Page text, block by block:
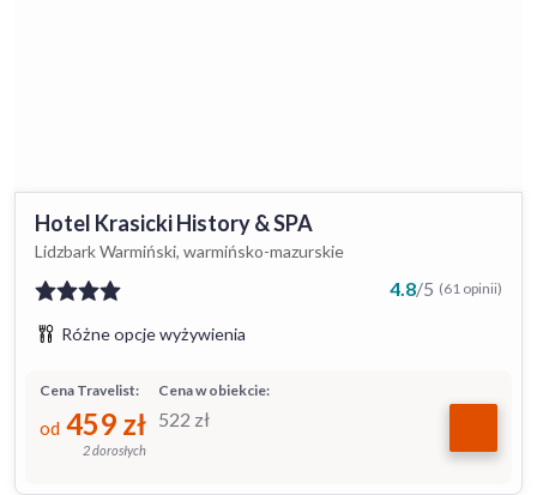
Hotel Krasicki History & SPA
Lidzbark Warmiński, warmińsko-mazurskie
4.8/5 (61 opinii)
Różne opcje wyżywienia
Cena w obiekcie:
522 zł
Cena Travelist:
od 459 zł
2 dorosłych